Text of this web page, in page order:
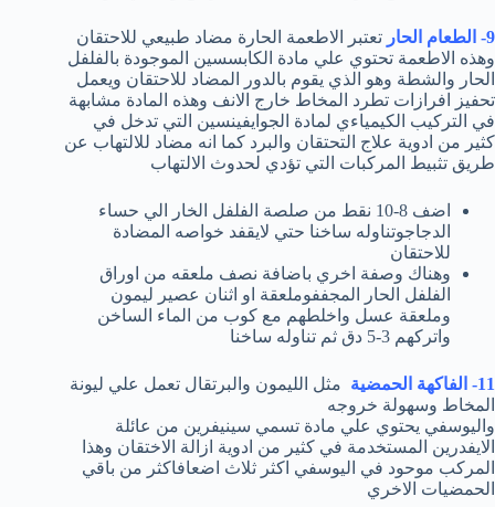
9- الطعام الحار
تعتبر الاطعمة الحارة مضاد طبيعي للاحتقان
وهذه الاطعمة تحتوي علي مادة الكابسسين الموجودة بالفلفل
الحار والشطة وهو الذي يقوم بالدور المضاد للاحتقان ويعمل
تحفيز افرازات تطرد المخاط خارج الانف وهذه المادة مشابهة
في التركيب الكيمياءي لمادة الجوايفينسين التي تدخل في
كثير من ادوية علاج التحتقان والبرد كما انه مضاد للالتهاب عن
طريق تثبيط المركبات التي تؤدي لحدوث الالتهاب
اضف 8-10 نقط من صلصة الفلفل الخار الي حساء
الدجاجوتناوله ساخنا حتي لايقفد خواصه المضادة
للاحتقان
وهناك وصفة اخري باضافة نصف ملعقه من اوراق
الفلفل الحار المجففوملعقة او اثنان عصير ليمون
وملعقة عسل واخلطهم مع كوب من الماء الساخن
واتركهم 3-5 دق ثم تناوله ساخنا
11- الفاكهة الحمضية
مثل الليمون والبرتقال تعمل علي ليونة
المخاط وسهولة خروجه
واليوسفي يحتوي علي مادة تسمي سينيفرين من عائلة
الايفدرين المستخدمة في كثير من ادوية ازالة الاختقان وهذا
المركب موحود في اليوسفي اكثر ثلاث اضعافاكثر من باقي
الحمضيات الاخري